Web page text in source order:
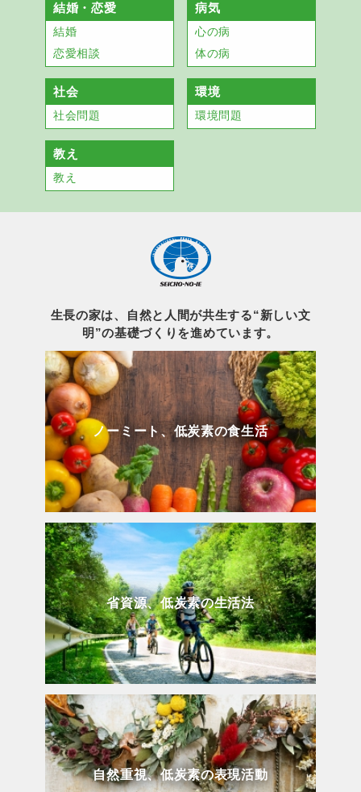
結婚・恋愛
結婚
恋愛相談
病気
心の病
体の病
社会
社会問題
環境
環境問題
教え
教え
生長の家は、自然と人間が共生する“新しい文
明”の基礎づくりを進めています。
ノーミート、低炭素の食生活
省資源、低炭素の生活法
自然重視、低炭素の表現活動